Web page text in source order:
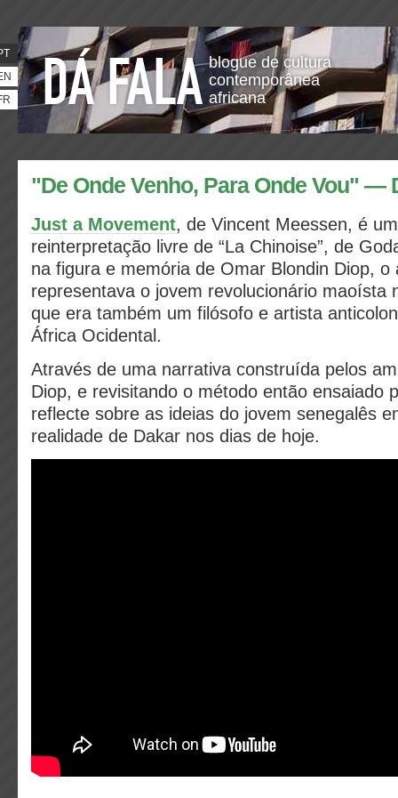
blogue de cultura
contemporânea
africana
"De Onde Venho, Para Onde Vou" —
Just a Movement, de Vincent Meessen, é
reinterpretação livre de “La Chinoise”, de
na figura e memória de Omar Blondin Diop, o
representava o jovem revolucionário maoísta
que era também um filósofo e artista
África Ocidental.
Através de uma narrativa construída pelos
Diop, e revisitando o método então ensaiado
reflecte sobre as ideias do jovem senegalês
realidade de Dakar nos dias de hoje.